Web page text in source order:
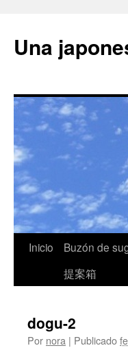
Una
Inicio
Buzón de
提案箱
dogu-2
Por nora | Publicado